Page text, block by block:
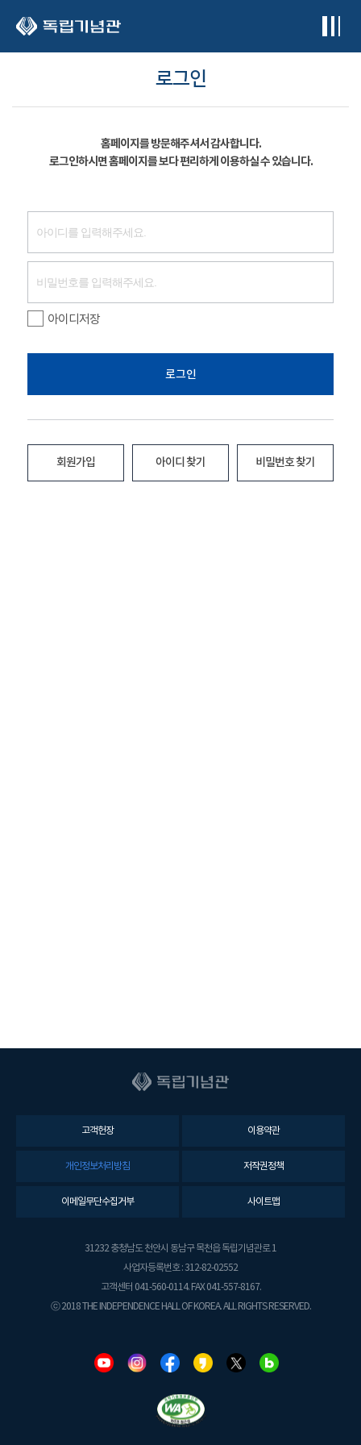
로그인
홈페이지를 방문해주셔서 감사합니다.
로그인하시면 홈페이지를 보다 편리하게 이용하실 수 있습니다.
아이디저장
로그인
회원가입 아이디 찾기 비밀번호 찾기
고객헌장 이용약관
개인정보처리방침 저작권정책
이메일무단수집거부 사이트맵
31232 충청남도 천안시 동남구 목천읍 독립기념관로 1
사업자등록번호 : 312-82-02552
고객센터 041-560-0114. FAX 041-557-8167.
ⓒ 2018 THE INDEPENDENCE HALL OF KOREA. ALL RIGHTS RESERVED.